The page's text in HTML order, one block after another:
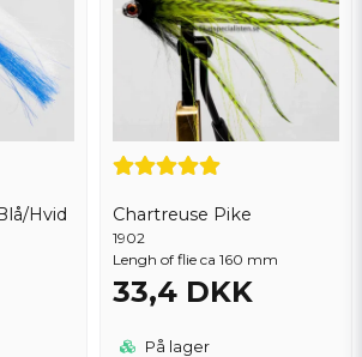
Hvid Chartreuse Pike
1902
Lengh of flie ca 160 mm
33,4 DKK
På lager
mit spørgsmål
Send spørgsmål